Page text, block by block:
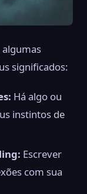
algumas
significados:
Há algo ou
instintos de
Escrever
com sua